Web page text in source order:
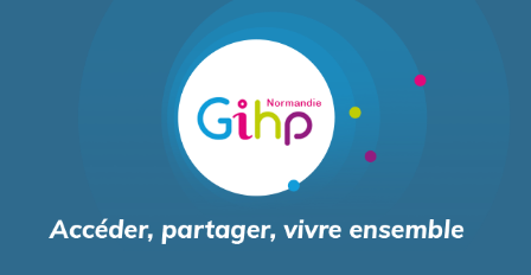
au
contenu
principal